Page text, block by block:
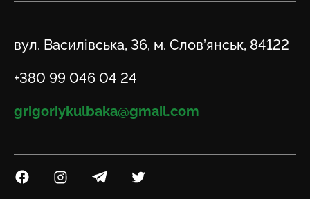
Адреса
вул. Василівська, 36, м. Слов’янськ, 84122
Телефон
+380 99 046 04 24
Email
grigoriykulbaka@gmail.com
Посилання на Facebook
Посилання на Instagram
Посилання на Telegram
Посилання на Twitter